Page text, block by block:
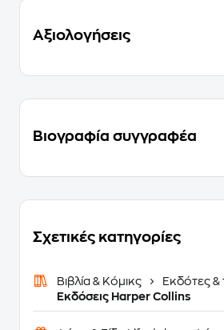
Αξιολογήσεις
Βιογραφία συγγραφέα
Σχετικές κατηγορίες
Βιβλία & Κόμικς
Εκδότες &
Εκδόσεις Harper Collins